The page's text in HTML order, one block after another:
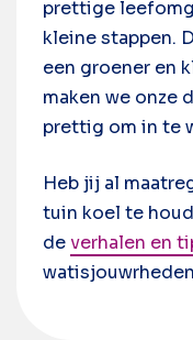
prettige
kleine stappen.
een groener en
maken we onze
prettig om in te
Heb jij al
tuin koel te
deverhalen en